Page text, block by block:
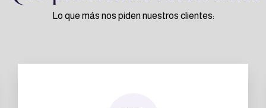
Lo que más nos piden nuestros clientes: